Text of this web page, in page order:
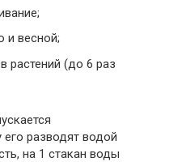
и весной;
растений (до 6 раз
его разводят водой
на 1 стакан воды